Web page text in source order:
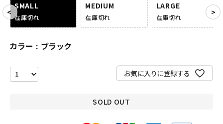
CONTENTS
ようこそ ゲスト 様
meeting_room ログイン
SMALL
在庫切れ
MEDIUM
在庫切れ
LARGE
在庫切れ
カラー ブラック
お気に入りに登録する
SOLD OUT